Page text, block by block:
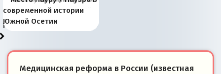
отличаются от «Яблока»
тем, что они -
победители
Запада рассказала о
«переобувании» хозяев
перемены: 15 шагов к
суверенной экономике
Европы
сбрасывать балласт
Анкориджа
года: первые уступки во
внутренней политике
сегодня
Варшаве не поможет её
отношениям с Россией?
современной истории
Южной Осетии
Медицинская реформа в России (известная